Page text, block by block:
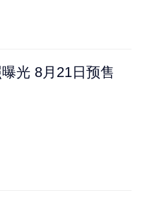
光 8月21日预售